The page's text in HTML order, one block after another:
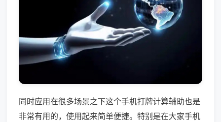
同时应用在很多场景之下这个手机打牌计算辅助也是
非常有用的，使用起来简单便捷。特别是在大家手机